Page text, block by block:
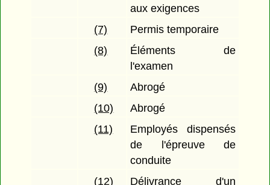
aux exigences
(7)
Permis temporaire
(8)
Éléments de
l'examen
(9)
Abrogé
(10)
Abrogé
(11)
Employés dispensés
de l'épreuve de
conduite
(12)
Délivrance d'un